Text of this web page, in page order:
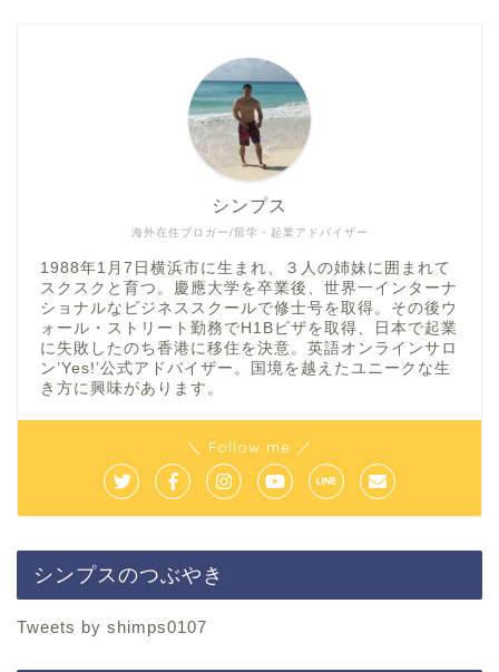
海外在住ブロガー/留学・起業アドバイザー
シンプス
1988年1月7日横浜市に生まれ、３人の姉妹に囲まれて
スクスクと育つ。慶應大学を卒業後、世界一インターナ
ショナルなビジネススクールで修士号を取得。その後ウ
ォール・ストリート勤務でH1Bビザを取得、日本で起業
に失敗したのち香港に移住を決意。英語オンラインサロ
ン’Yes!’公式アドバイザー。国境を越えたユニークな生
き方に興味があります。
＼ Follow me ／
シンプスのつぶやき
Tweets by shimps0107